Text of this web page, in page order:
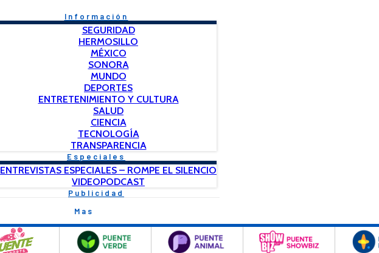
Información
SEGURIDAD
HERMOSILLO
MÉXICO
SONORA
MUNDO
DEPORTES
ENTRETENIMIENTO Y CULTURA
SALUD
CIENCIA
TECNOLOGÍA
TRANSPARENCIA
Especiales
ENTREVISTAS ESPECIALES – ROMPE EL SILENCIO
VIDEOPODCAST
Publicidad
Mas